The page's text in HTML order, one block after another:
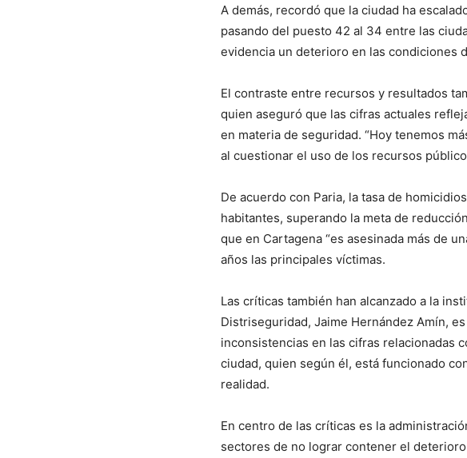
A demás, recordó que la ciudad ha
pasando del puesto 42 al 34 entre las
evidencia un deterioro en las condiciones
El contraste entre recursos y resultados
quien aseguró que las cifras actuales
en materia de seguridad. “Hoy tenemos
al cuestionar el uso de los recursos
De acuerdo con Paria, la tasa de
habitantes, superando la meta de
que en Cartagena “es asesinada más de
años las principales víctimas.
Las críticas también han alcanzado a la
Distriseguridad, Jaime Hernández Amín,
inconsistencias en las cifras relacionadas
ciudad, quien según él, está funcionado
realidad.
En centro de las críticas es la
sectores de no lograr contener el